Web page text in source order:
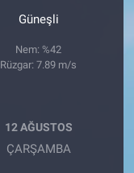
Güneşli
Nem: %42
Rüzgar: 7.89 m/s
12 AĞUSTOS
ÇARŞAMBA